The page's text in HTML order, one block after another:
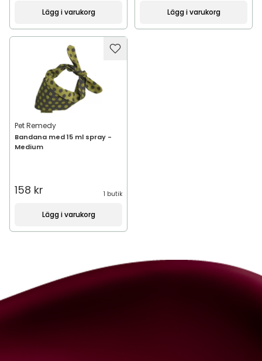
Lägg i varukorg Lägg i varukorg
Pet Remedy
Bandana med 15 ml spray -
Medium
158 kr 1 butik
Lägg i varukorg